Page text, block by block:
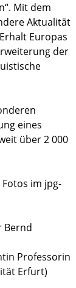
Mit dem
Aktualität
Europas
der
eines
über 2 000
im jpg-
Bernd
Professorin
Erfurt)